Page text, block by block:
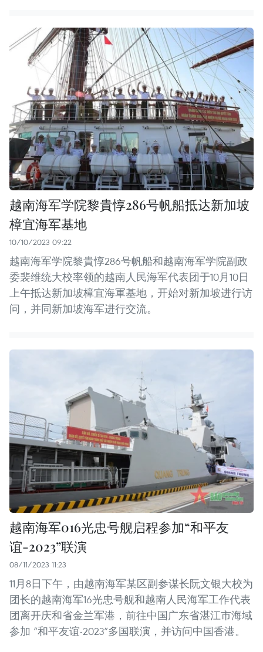
越南海军学院黎貴惇286号帆船抵达新加坡
樟宜海军基地
10/10/2023 09:22
越南海军学院黎貴惇286号帆船和越南海军学院副政
委裴维统大校率领的越南人民海军代表团于10月10日
上午抵达新加坡樟宜海軍基地，开始对新加坡进行访
问，并同新加坡海军进行交流。
越南海军016光忠号舰启程参加“和平友
谊-2023”联演
08/11/2023 11:23
11月8日下午，由越南海军某区副参谋长阮文银大校为
团长的越南海军16光忠号舰和越南人民海军工作代表
团离开庆和省金兰军港，前往中国广东省湛江市海域
参加 “和平友谊-2023”多国联演，并访问中国香港。